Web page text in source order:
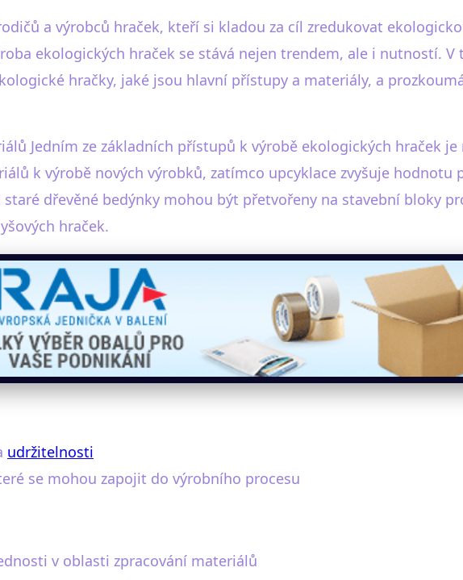
a výrobců hraček, kteří si kladou za cíl zredukovat
ekologických hraček se stává nejen trendem, ale i nutností.
hračky, jaké jsou hlavní přístupy a materiály, a
Jedním ze základních přístupů k výrobě ekologických hraček
k výrobě nových výrobků, zatímco upcyklace zvyšuje
dřevěné bedýnky mohou být přetvořeny na stavební bloky
hraček.
udržitelnosti
se mohou zapojit do výrobního procesu
v oblasti zpracování materiálů